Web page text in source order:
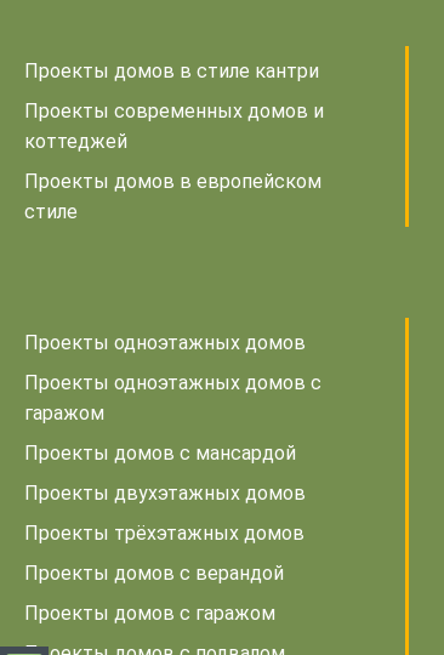
Проекты домов в стиле кантри
Проекты современных домов и
коттеджей
Проекты домов в европейском
стиле
Проекты одноэтажных домов
Проекты одноэтажных домов с
гаражом
Проекты домов с мансардой
Проекты двухэтажных домов
Проекты трёхэтажных домов
Проекты домов с верандой
Проекты домов с гаражом